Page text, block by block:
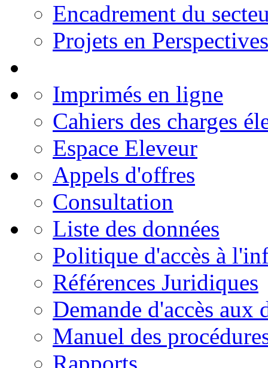
Encadrement du
Projets en Perspectives
Imprimés en ligne
Cahiers des charges
Espace Eleveur
Appels d'offres
Consultation
Liste des données
Politique d'accès à
Références Juridiques
Demande d'accès aux
Manuel des